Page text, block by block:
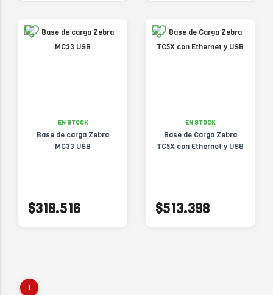
EN STOCK
Base de carga Zebra
MC33 USB
$318.516
EN STOCK
Base de Carga Zebra
TC5X con Ethernet y USB
$513.398
1